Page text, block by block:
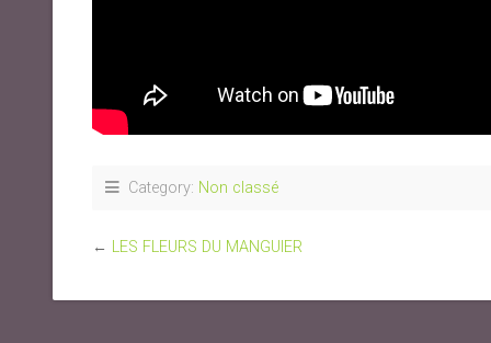
Category: Non classé
← LES FLEURS DU MANGUIER